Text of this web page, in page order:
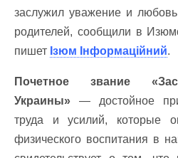
заслужил уважение и
родителей, сообщили в
пишет Ізюм Інформаційний.
Почетное звание
Украины» — достойное
труда и усилий, которые
физического воспитания в